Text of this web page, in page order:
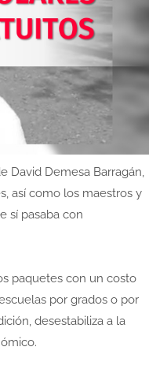
David Demesa Barragán,
así como los maestros y
sí pasaba con
paquetes con un costo
por grados o por
desestabiliza a la